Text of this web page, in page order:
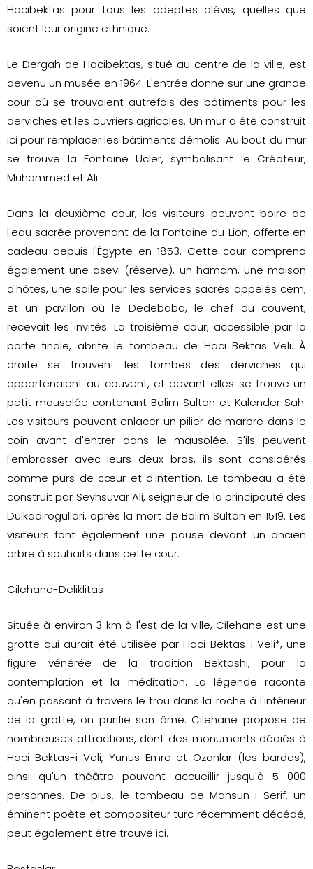
Hacibektas pour tous les adeptes alévis, quelles que
soient leur origine ethnique.
Le Dergah de Hacibektas, situé au centre de la ville, est
devenu un musée en 1964. L'entrée donne sur une grande
cour où se trouvaient autrefois des bâtiments pour les
derviches et les ouvriers agricoles. Un mur a été construit
ici pour remplacer les bâtiments démolis. Au bout du mur
se trouve la Fontaine Ucler, symbolisant le Créateur,
Muhammed et Ali.
Dans la deuxième cour, les visiteurs peuvent boire de
l'eau sacrée provenant de la Fontaine du Lion, offerte en
cadeau depuis l'Égypte en 1853. Cette cour comprend
également une asevi (réserve), un hamam, une maison
d'hôtes, une salle pour les services sacrés appelés cem,
et un pavillon où le Dedebaba, le chef du couvent,
recevait les invités. La troisième cour, accessible par la
porte finale, abrite le tombeau de Haci Bektas Veli. À
droite se trouvent les tombes des derviches qui
appartenaient au couvent, et devant elles se trouve un
petit mausolée contenant Balim Sultan et Kalender Sah.
Les visiteurs peuvent enlacer un pilier de marbre dans le
coin avant d'entrer dans le mausolée. S'ils peuvent
l'embrasser avec leurs deux bras, ils sont considérés
comme purs de cœur et d'intention. Le tombeau a été
construit par Seyhsuvar Ali, seigneur de la principauté des
Dulkadirogullari, après la mort de Balim Sultan en 1519. Les
visiteurs font également une pause devant un ancien
arbre à souhaits dans cette cour.
Cilehane-Deliklitas
Située à environ 3 km à l'est de la ville, Cilehane est une
grotte qui aurait été utilisée par Haci Bektas-i Veli*, une
figure vénérée de la tradition Bektashi, pour la
contemplation et la méditation. La légende raconte
qu'en passant à travers le trou dans la roche à l'intérieur
de la grotte, on purifie son âme. Cilehane propose de
nombreuses attractions, dont des monuments dédiés à
Haci Bektas-i Veli, Yunus Emre et Ozanlar (les bardes),
ainsi qu'un théâtre pouvant accueillir jusqu'à 5 000
personnes. De plus, le tombeau de Mahsun-i Serif, un
éminent poète et compositeur turc récemment décédé,
peut également être trouvé ici.